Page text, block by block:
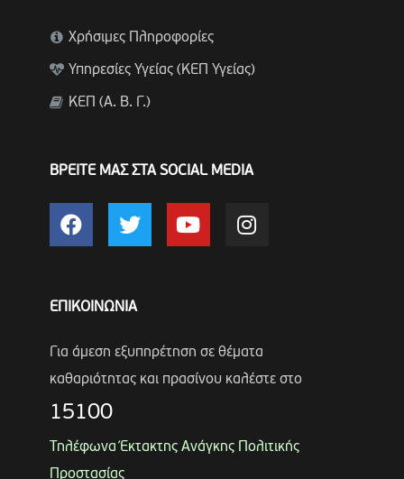
Χρήσιμες Πληροφορίες
Υπηρεσίες Υγείας (ΚΕΠ Υγείας)
ΚΕΠ (Α. Β. Γ.)
ΒΡΕΙΤΕ ΜΑΣ ΣΤΑ SOCIAL MEDIA
ΕΠΙΚΟΙΝΩΝΙΑ
Για άμεση εξυπηρέτηση σε θέματα
καθαριότητας και πρασίνου καλέστε στο
15100
Τηλέφωνα Έκτακτης Ανάγκης Πολιτικής
Προστασίας